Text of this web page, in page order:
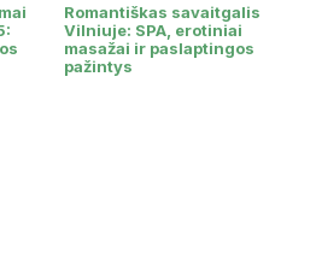
Romantiškas savaitgalis
Vilniuje: SPA, erotiniai
masažai ir paslaptingos
pažintys